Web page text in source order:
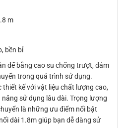
m
bền bỉ
đế bằng cao su chống trượt, đảm
trong quá trình sử dụng.
thiết kế với vật liệu chất lượng cao,
sử dụng lâu dài. Trọng lượng
là những ưu điểm nổi bật
dài 1.8m giúp bạn dễ dàng sử